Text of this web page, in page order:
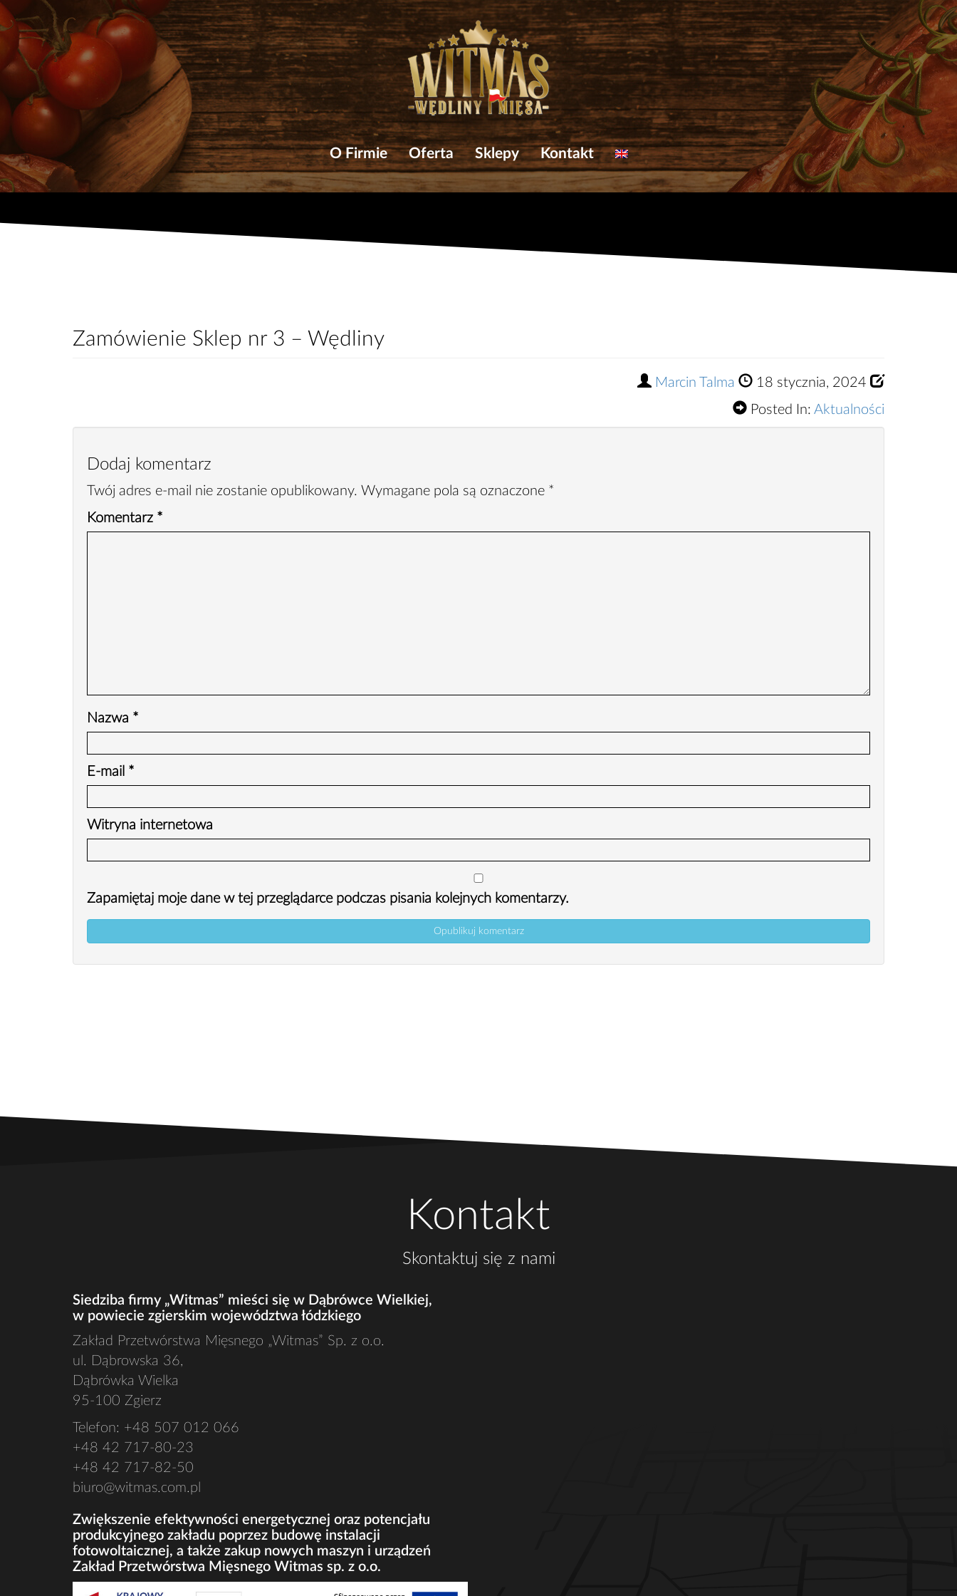
O Firmie Oferta Sklepy Kontakt
Zamówienie Sklep nr 3 – Wędliny
Marcin Talma
18 stycznia, 2024
Posted In: Aktualności
Dodaj komentarz
Twój adres e-mail nie zostanie opublikowany. Wymagane pola są oznaczone *
Komentarz *
Nazwa *
E-mail *
Witryna internetowa
Zapamiętaj moje dane w tej przeglądarce podczas pisania kolejnych komentarzy.
Kontakt
Skontaktuj się z nami
Siedziba firmy „Witmas” mieści się w Dąbrówce Wielkiej,
w powiecie zgierskim województwa łódzkiego
Zakład Przetwórstwa Mięsnego „Witmas” Sp. z o.o.
ul. Dąbrowska 36,
Dąbrówka Wielka
95-100 Zgierz
Telefon: +48 507 012 066
+48 42 717-80-23
+48 42 717-82-50
biuro@witmas.com.pl
Zwiększenie efektywności energetycznej oraz potencjału
produkcyjnego zakładu poprzez budowę instalacji
fotowoltaicznej, a także zakup nowych maszyn i urządzeń
Zakład Przetwórstwa Mięsnego Witmas sp. z o.o.